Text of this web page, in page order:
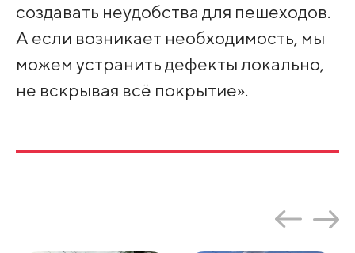
создавать неудобства для пешеходов.
А если возникает необходимость, мы
можем устранить дефекты локально,
не вскрывая всё покрытие».